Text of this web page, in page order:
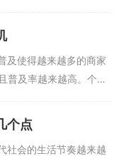
组成部分。其中，个人
...
及使得越来越多的商家
普及率越来越高。个人
的要求，使收银变得更
如何办理个人PO...
个点
社会的生活节奏越来越